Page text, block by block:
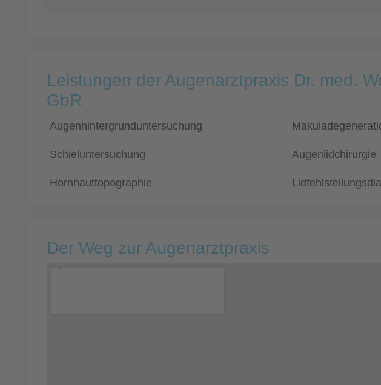
Leistungen der Augenarztpraxis Dr. med.
GbR
Augenhintergrunduntersuchung
Schieluntersuchung Augenlidchirurgie
Hornhauttopographie
Der Weg zur Augenarztpraxis